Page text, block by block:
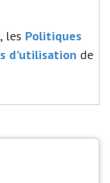
les Politiques
d'utilisation de